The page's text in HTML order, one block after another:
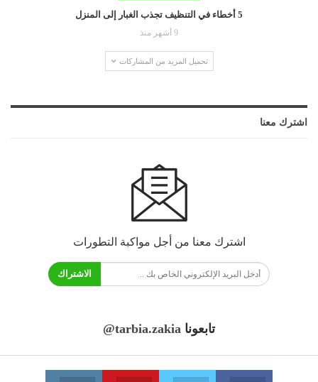
5 أخطاء في التنظيف تجذب الغبار إلى المنزل
9 أشهر منذ
تحميل المزيد من المشاركات
اشترك معنا
اشترك معنا من أجل مواكبة التطورات
الاشتراك
تابعونا @tarbia.zakia